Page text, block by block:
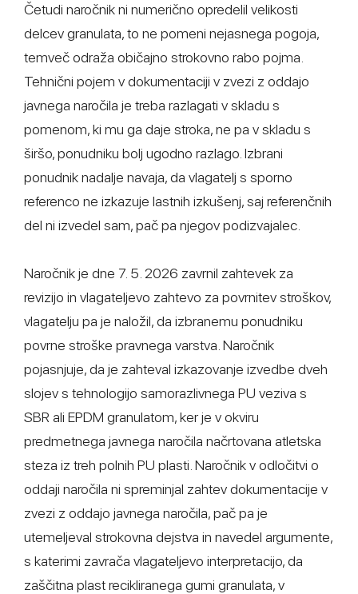
Četudi naročnik ni numerično opredelil velikosti
delcev granulata, to ne pomeni nejasnega pogoja,
temveč odraža običajno strokovno rabo pojma.
Tehnični pojem v dokumentaciji v zvezi z oddajo
javnega naročila je treba razlagati v skladu s
pomenom, ki mu ga daje stroka, ne pa v skladu s
širšo, ponudniku bolj ugodno razlago. Izbrani
ponudnik nadalje navaja, da vlagatelj s sporno
referenco ne izkazuje lastnih izkušenj, saj referenčnih
del ni izvedel sam, pač pa njegov podizvajalec.
Naročnik je dne 7. 5. 2026 zavrnil zahtevek za
revizijo in vlagateljevo zahtevo za povrnitev stroškov,
vlagatelju pa je naložil, da izbranemu ponudniku
povrne stroške pravnega varstva. Naročnik
pojasnjuje, da je zahteval izkazovanje izvedbe dveh
slojev s tehnologijo samorazlivnega PU veziva s
SBR ali EPDM granulatom, ker je v okviru
predmetnega javnega naročila načrtovana atletska
steza iz treh polnih PU plasti. Naročnik v odločitvi o
oddaji naročila ni spreminjal zahtev dokumentacije v
zvezi z oddajo javnega naročila, pač pa je
utemeljeval strokovna dejstva in navedel argumente,
s katerimi zavrača vlagateljevo interpretacijo, da
zaščitna plast recikliranega gumi granulata, v